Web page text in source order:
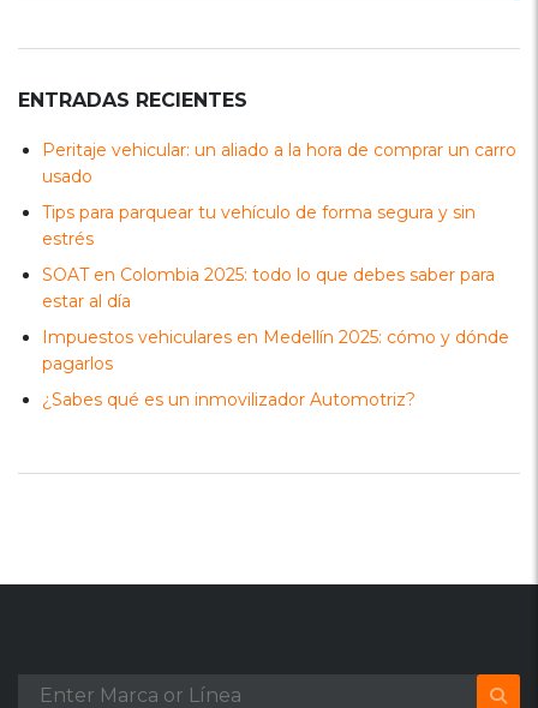
ENTRADAS RECIENTES
Peritaje vehicular: un aliado a la hora de comprar un carro
usado
Tips para parquear tu vehículo de forma segura y sin
estrés
SOAT en Colombia 2025: todo lo que debes saber para
estar al día
Impuestos vehiculares en Medellín 2025: cómo y dónde
pagarlos
¿Sabes qué es un inmovilizador Automotriz?